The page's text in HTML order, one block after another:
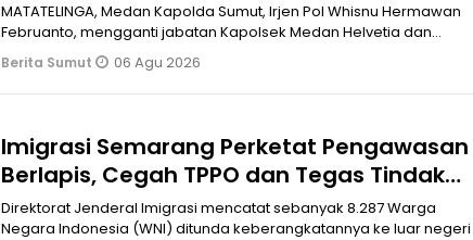
MATATELINGA, Medan Kapolda Sumut, Irjen Pol Whisnu Hermawan
Februanto, mengganti jabatan Kapolsek Medan Helvetia dan
Patumbak, Rabu (5/8/20
Berita Sumut 06 Agu 2026
Imigrasi Semarang Perketat Pengawasan
Berlapis, Cegah TPPO dan Tegas Tindak
WNA Bermasalah
Direktorat Jenderal Imigrasi mencatat sebanyak 8.287 Warga
Negara Indonesia (WNI) ditunda keberangkatannya ke luar negeri